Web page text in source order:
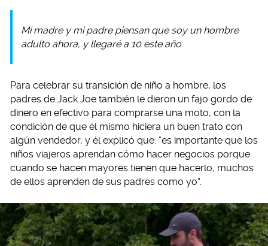
Mi madre y mi padre piensan que soy un hombre
adulto ahora, y llegaré a 10 este año
Para celebrar su transición de niño a hombre, los
padres de Jack Joe también le dieron un fajo gordo de
dinero en efectivo para comprarse una moto, con la
condición de que él mismo hiciera un buen trato con
algún vendedor, y él explicó que: “es importante que los
niños viajeros aprendan cómo hacer negocios porque
cuando se hacen mayores tienen que hacerlo, muchos
de ellos aprenden de sus padres como yo”.